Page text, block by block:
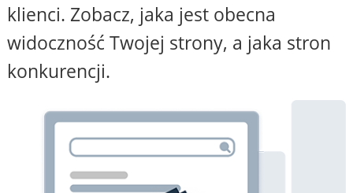
klienci. Zobacz, jaka jest obecna
widoczność Twojej strony, a jaka stron
konkurencji.